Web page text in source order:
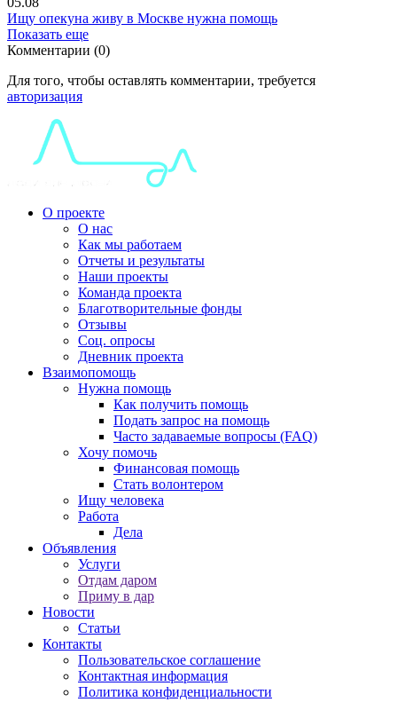
Ищу опекуна живу в Москве нужна помощь
Показать еще
Комментарии (0)
Для того, чтобы оставлять комментарии, требуется
авторизация
О проекте
О нас
Как мы работаем
Отчеты и результаты
Наши проекты
Команда проекта
Благотворительные фонды
Отзывы
Соц. опросы
Дневник проекта
Взаимопомощь
Нужна помощь
Как получить помощь
Подать запрос на помощь
Часто задаваемые вопросы (FAQ)
Хочу помочь
Финансовая помощь
Стать волонтером
Ищу человека
Работа
Дела
Объявления
Услуги
Отдам даром
Приму в дар
Новости
Статьи
Контакты
Пользовательское соглашение
Контактная информация
Политика конфиденциальности